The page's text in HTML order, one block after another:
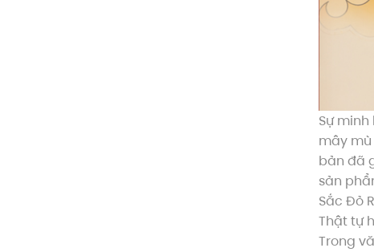
Sự
mây
bản đã
sản
Sắc Đỏ
Thật tự
Trong